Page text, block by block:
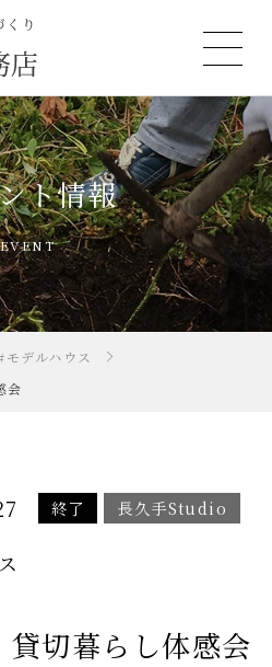
ト情報
EVENT
モデルハウス
会
終了 長久手Studio
貸切暮らし体感会